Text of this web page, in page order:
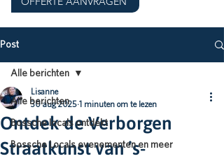
Post
Alle berichten
Bossche locals ontdekt
Bossche Locals evenementen en meer
Alle berichten
Ontdek de Verborgen
Straatkunst van ’s-
Lisanne
30 aug 2025 1 minuten om te lezen